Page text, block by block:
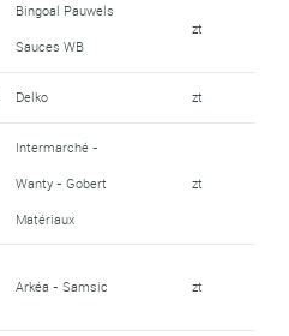
Bingoal Pauwels
Sauces WB
zt
Delko zt
Intermarché -
Wanty - Gobert
Matériaux
zt
Arkéa - Samsic zt